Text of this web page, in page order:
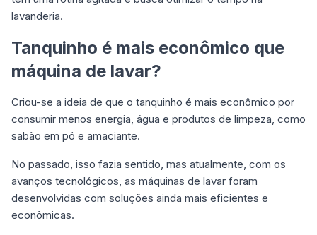
lavanderia.
Tanquinho é mais econômico que
máquina de lavar?
Criou-se a ideia de que o tanquinho é mais econômico por
consumir menos energia, água e produtos de limpeza, como
sabão em pó e amaciante.
No passado, isso fazia sentido, mas atualmente, com os
avanços tecnológicos, as máquinas de lavar foram
desenvolvidas com soluções ainda mais eficientes e
econômicas.